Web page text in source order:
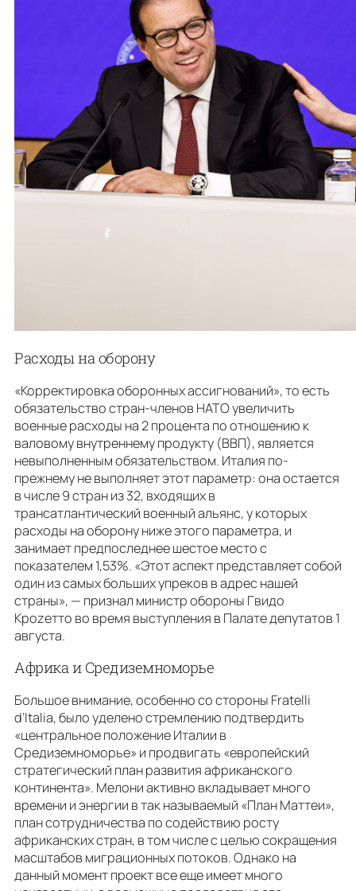
Расходы на оборону
«Корректировка оборонных ассигнований», то есть
обязательство стран-членов НАТО увеличить
военные расходы на 2 процента по отношению к
валовому внутреннему продукту (ВВП), является
невыполненным обязательством. Италия по-
прежнему не выполняет этот параметр: она остается
в числе 9 стран из 32, входящих в
трансатлантический военный альянс, у которых
расходы на оборону ниже этого параметра, и
занимает предпоследнее шестое место с
показателем 1,53%. «Этот аспект представляет собой
один из самых больших упреков в адрес нашей
страны», — признал министр обороны Гвидо
Кроzетто во время выступления в Палате депутатов 1
августа.
Африка и Средиземноморье
Большое внимание, особенно со стороны Fratelli
d’Italia, было уделено стремлению подтвердить
«центральное положение Италии в
Средиземноморье» и продвигать «европейский
стратегический план развития африканского
континента». Мелони активно вкладывает много
времени и энергии в так называемый «План Маттеи»,
план сотрудничества по содействию росту
африканских стран, в том числе с целью сокращения
масштабов миграционных потоков. Однако на
данный момент проект все еще имеет много